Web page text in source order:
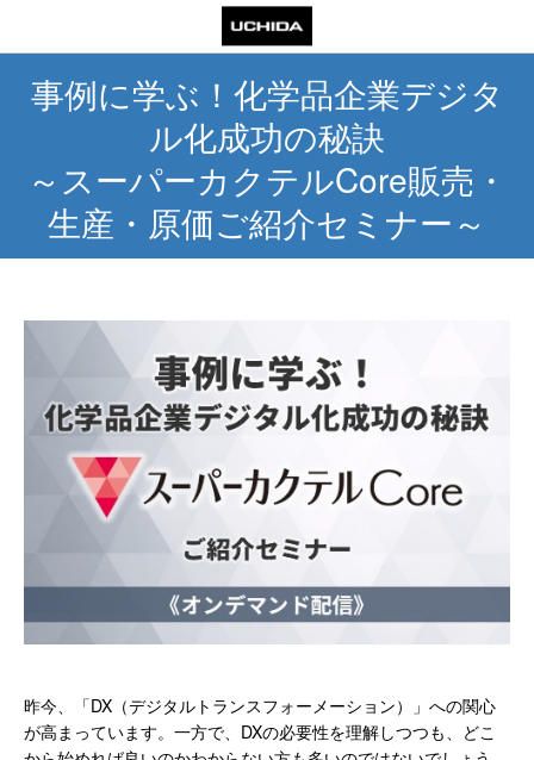
事例に学ぶ！化学品企業デジタ
ル化成功の秘訣
～スーパーカクテルCore販売・
生産・原価ご紹介セミナー～
昨今、「DX（デジタルトランスフォーメーション）」への関心
が高まっています。一方で、DXの必要性を理解しつつも、どこ